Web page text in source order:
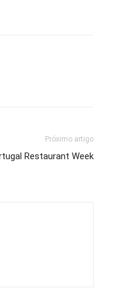
Próximo artigo
Restaurant Week